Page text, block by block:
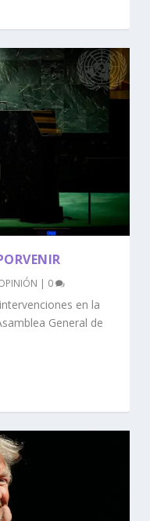
| 0
en la
General de